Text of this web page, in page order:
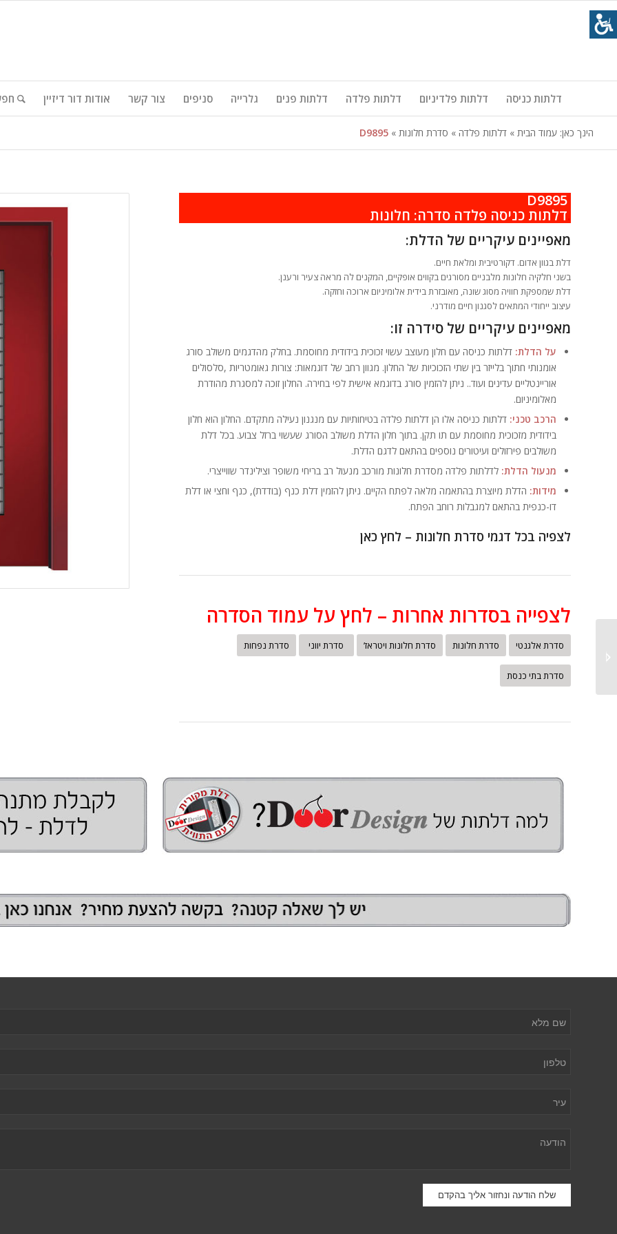
דלתות כניסה דלתות פלדיניום דלתות פלדה דלתות פנים גלרייה סניפים צור קשר אודות דור דיזיין
הינך כאן: עמוד הבית» דלתות פלדה» סדרת חלונות»
D9895
D9895
.דלתות כניסה פלדה סדרה: חלונות
מאפיינים עיקריים של הדלת:
דלת בגוון אדום. דקורטיבית ומלאת חיים.
בשני חלקיה חלונות מלבניים מסורגים בקווים אופקיים, המקנים לה מראה צעיר ורענן.
דלת שמספקת חוויה מסוג שונה, מאובזרת בידית אלומיניום ארוכה וחזקה.
עיצוב ייחודי המתאים לסגנון חיים מודרני.
מאפיינים עיקריים של סידרה זו:
על הדלת: דלתות כניסה עם חלון מעוצב עשוי זכוכית בידודית מחוסמת. בחלק מהדגמים משולב סורג
אומנותי חתוך בלייזר בין שתי הזכוכיות של החלון. מגוון רחב של דוגמאות: צורות גאומטריות ,סלסולים
אוריינטליים עדינים ועוד.. ניתן להזמין סורג בדוגמא אישית לפי בחירה. החלון זוכה למסגרת מהודרת
מאלומיניום.
הרכב טכני: דלתות כניסה אלו הן דלתות פלדה בטיחותיות עם מנגנון נעילה מתקדם. החלון הוא חלון
בידודית מזכוכית מחוסמת עם תו תקן. בתוך חלון הדלת משולב הסורג שעשוי ברזל צבוע. בכל דלת
משולבים פירזולים ועיטורים נוספים בהתאם לדגם הדלת.
מנעול הדלת: לדלתות פלדה מסדרת חלונות מורכב מנעול רב בריחי משופר וצילינדר שווייצרי.
מידות: הדלת מיוצרת בהתאמה מלאה לפתח הקיים. ניתן להזמין דלת כנף (בודדת), כנף וחצי או דלת
דו-כנפית בהתאם למגבלות רוחב הפתח.
לצפיה בכל דגמי סדרת חלונות – לחץ כאן
לצפייה בסדרות אחרות – לחץ על עמוד הסדרה
סדרת אלגנטי סדרת חלונות סדרת חלונות ויטראז’ סדרת יווני סדרת נפחות
סדרת בתי כנסת
D9516